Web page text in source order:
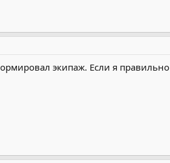
власти.
экипаж. Если я правильно